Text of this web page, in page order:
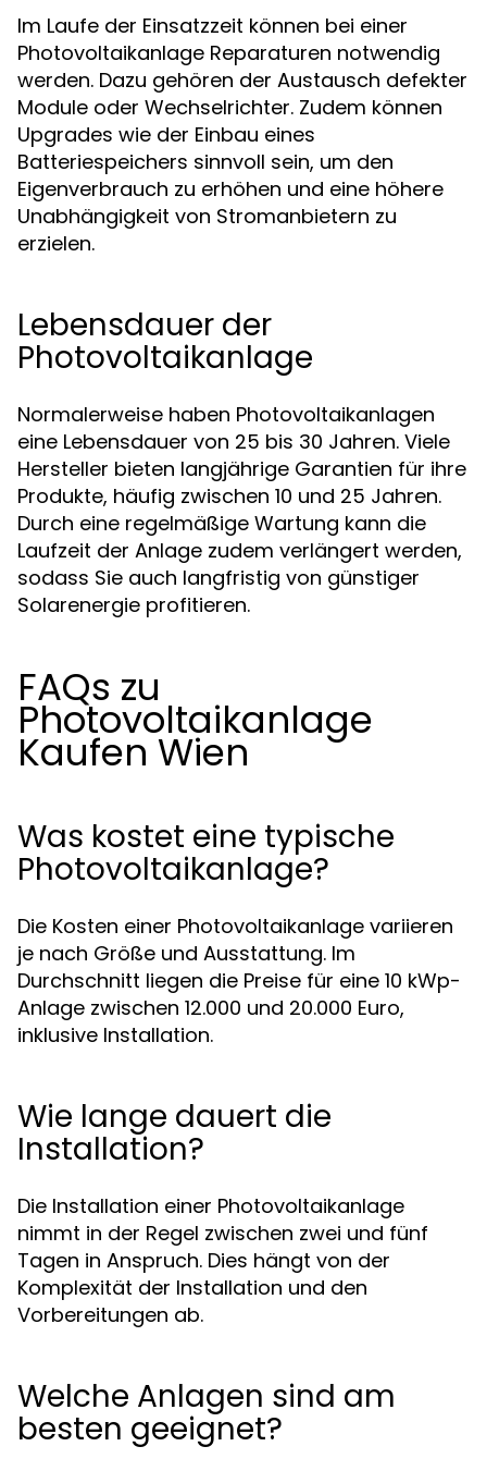
Im Laufe der Einsatzzeit können bei einer
Photovoltaikanlage Reparaturen notwendig
werden. Dazu gehören der Austausch defekter
Module oder Wechselrichter. Zudem können
Upgrades wie der Einbau eines
Batteriespeichers sinnvoll sein, um den
Eigenverbrauch zu erhöhen und eine höhere
Unabhängigkeit von Stromanbietern zu
erzielen.
Lebensdauer der
Photovoltaikanlage
Normalerweise haben Photovoltaikanlagen
eine Lebensdauer von 25 bis 30 Jahren. Viele
Hersteller bieten langjährige Garantien für ihre
Produkte, häufig zwischen 10 und 25 Jahren.
Durch eine regelmäßige Wartung kann die
Laufzeit der Anlage zudem verlängert werden,
sodass Sie auch langfristig von günstiger
Solarenergie profitieren.
FAQs zu
Photovoltaikanlage
Kaufen Wien
Was kostet eine typische
Photovoltaikanlage?
Die Kosten einer Photovoltaikanlage variieren
je nach Größe und Ausstattung. Im
Durchschnitt liegen die Preise für eine 10 kWp-
Anlage zwischen 12.000 und 20.000 Euro,
inklusive Installation.
Wie lange dauert die
Installation?
Die Installation einer Photovoltaikanlage
nimmt in der Regel zwischen zwei und fünf
Tagen in Anspruch. Dies hängt von der
Komplexität der Installation und den
Vorbereitungen ab.
Welche Anlagen sind am
besten geeignet?